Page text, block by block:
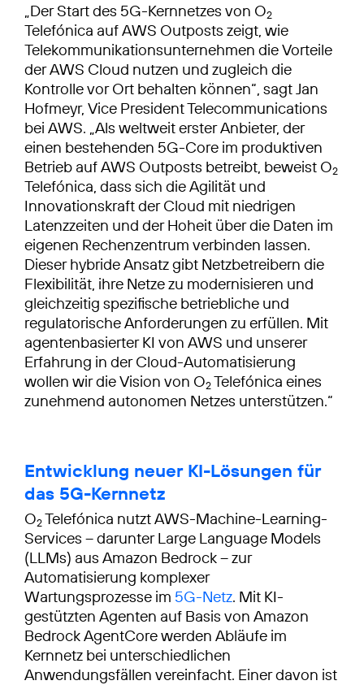
„Der Start des 5G-Kernnetzes von O2
Telefónica auf AWS Outposts zeigt, wie
Telekommunikationsunternehmen die Vorteile
der AWS Cloud nutzen und zugleich die
Kontrolle vor Ort behalten können“, sagt Jan
Hofmeyr, Vice President Telecommunications
bei AWS. „Als weltweit erster Anbieter, der
einen bestehenden 5G-Core im produktiven
Betrieb auf AWS Outposts betreibt, beweist O2
Telefónica, dass sich die Agilität und
Innovationskraft der Cloud mit niedrigen
Latenzzeiten und der Hoheit über die Daten im
eigenen Rechenzentrum verbinden lassen.
Dieser hybride Ansatz gibt Netzbetreibern die
Flexibilität, ihre Netze zu modernisieren und
gleichzeitig spezifische betriebliche und
regulatorische Anforderungen zu erfüllen. Mit
agentenbasierter KI von AWS und unserer
Erfahrung in der Cloud-Automatisierung
wollen wir die Vision von O2Telefónica eines
zunehmend autonomen Netzes unterstützen.“
Entwicklung neuer KI-Lösungen für
das 5G-Kernnetz
O2Telefónica nutzt AWS-Machine-Learning-
Services – darunter Large Language Models
(LLMs) aus Amazon Bedrock – zur
Automatisierung komplexer
Wartungsprozesse im 5G-Netz. Mit KI-
gestützten Agenten auf Basis von Amazon
Bedrock AgentCore werden Abläufe im
Kernnetz bei unterschiedlichen
Anwendungsfällen vereinfacht. Einer davon ist